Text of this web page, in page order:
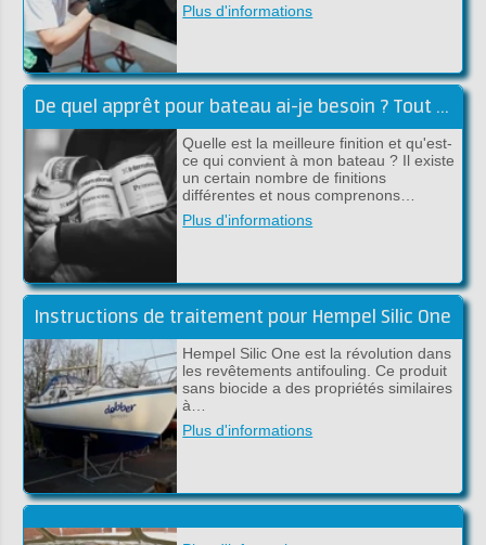
Plus d'informations
De quel apprêt pour bateau ai-je besoin ? Tout sur l'apprêt pour bateaux !
Quelle est la meilleure finition et qu'est-
ce qui convient à mon bateau ? Il existe
un certain nombre de finitions
différentes et nous comprenons…
Plus d'informations
Instructions de traitement pour Hempel Silic One
Hempel Silic One est la révolution dans
les revêtements antifouling. Ce produit
sans biocide a des propriétés similaires
à…
Plus d'informations